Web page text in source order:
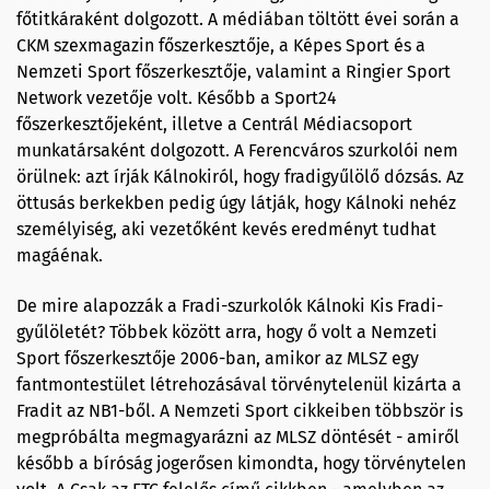
főtitkáraként dolgozott. A médiában töltött évei során a
CKM szexmagazin főszerkesztője, a Képes Sport és a
Nemzeti Sport főszerkesztője, valamint a Ringier Sport
Network vezetője volt. Később a Sport24
főszerkesztőjeként, illetve a Centrál Médiacsoport
munkatársaként dolgozott. A Ferencváros szurkolói nem
örülnek: azt írják Kálnokiról, hogy fradigyűlölő dózsás. Az
öttusás berkekben pedig úgy látják, hogy Kálnoki nehéz
személyiség, aki vezetőként kevés eredményt tudhat
magáénak.
De mire alapozzák a Fradi-szurkolók Kálnoki Kis Fradi-
gyűlöletét? Többek között arra, hogy ő volt a Nemzeti
Sport főszerkesztője 2006-ban, amikor az MLSZ egy
fantmontestület létrehozásával törvénytelenül kizárta a
Fradit az NB1-ből. A Nemzeti Sport cikkeiben többször is
megpróbálta megmagyarázni az MLSZ döntését - amiről
később a bíróság jogerősen kimondta, hogy törvénytelen